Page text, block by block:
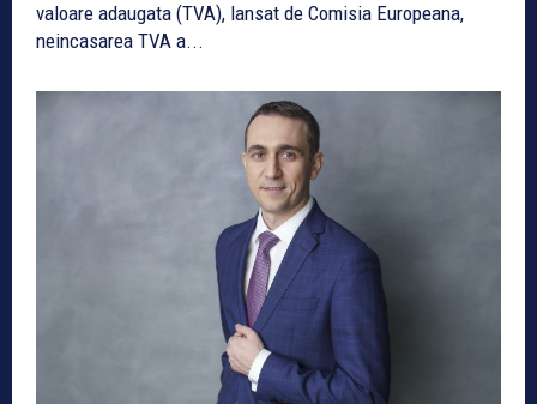
valoare adaugata (TVA), lansat de Comisia Europeana,
neincasarea TVA a...